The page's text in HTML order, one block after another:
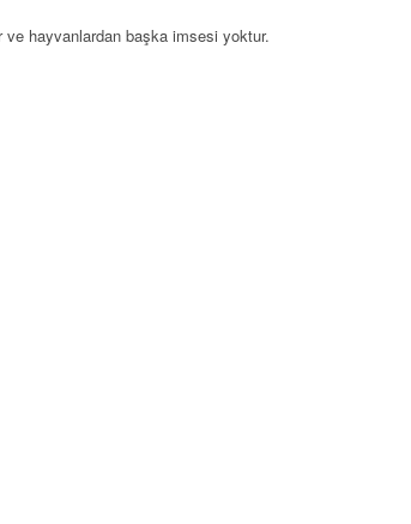
ve hayvanlardan başka imsesi yoktur.